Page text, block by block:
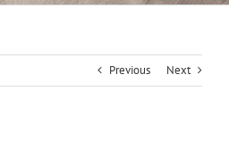
Previous Next